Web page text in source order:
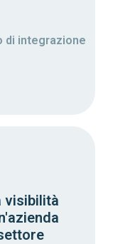
di integrazione
visibilità